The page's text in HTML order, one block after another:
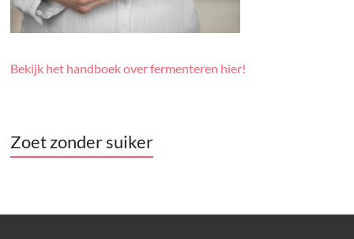
Bekijk het handboek over fermenteren hier!
Zoet zonder suiker